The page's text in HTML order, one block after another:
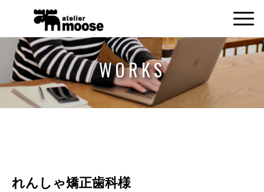
WORKS
れんしゃ矯正歯科様